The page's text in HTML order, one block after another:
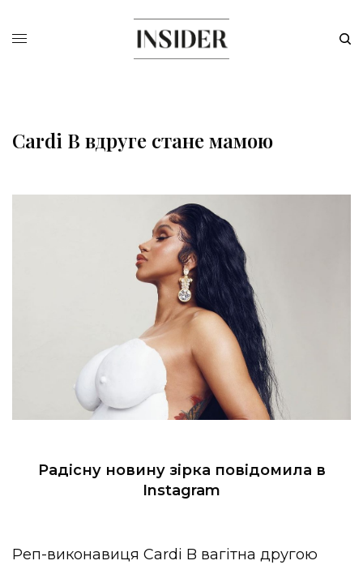
Cardi B вдруге стане мамою
Радісну новину зірка повідомила в
Instagram
Реп-виконавиця Cardi B вагітна другою